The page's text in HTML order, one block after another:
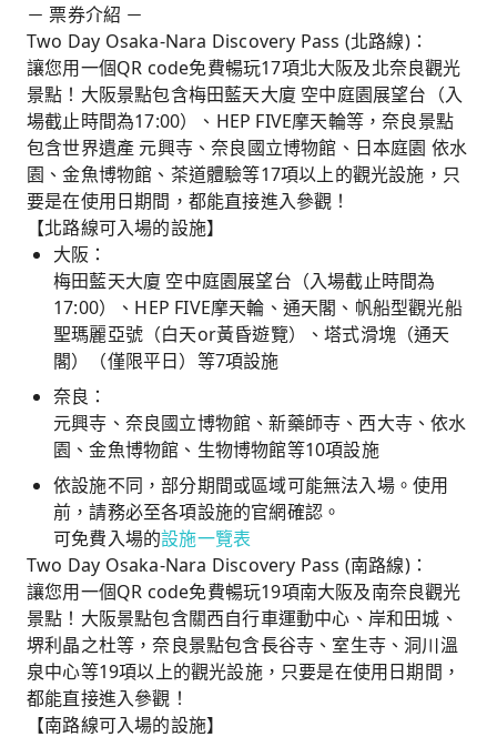
－ 票券介紹 －
Two Day Osaka-Nara Discovery Pass (北路線)：
讓您用一個QR code免費暢玩17項北大阪及北奈良觀光
景點！大阪景點包含梅田藍天大廈 空中庭園展望台（入
場截止時間為17:00）、HEP FIVE摩天輪等，奈良景點
包含世界遺產 元興寺、奈良國立博物館、日本庭園 依水
園、金魚博物館、茶道體驗等17項以上的觀光設施，只
要是在使用日期間，都能直接進入參觀！
【北路線可入場的設施】
大阪：
梅田藍天大廈 空中庭園展望台（入場截止時間為
17:00）、HEP FIVE摩天輪、通天閣、帆船型觀光船
聖瑪麗亞號（白天or黃昏遊覽）、塔式滑塊（通天
閣）（僅限平日）等7項設施
奈良：
元興寺、奈良國立博物館、新藥師寺、西大寺、依水
園、金魚博物館、生物博物館等10項設施
依設施不同，部分期間或區域可能無法入場。使用
前，請務必至各項設施的官網確認。
可免費入場的設施一覽表
Two Day Osaka-Nara Discovery Pass (南路線)：
讓您用一個QR code免費暢玩19項南大阪及南奈良觀光
景點！大阪景點包含關西自行車運動中心、岸和田城、
堺利晶之杜等，奈良景點包含長谷寺、室生寺、洞川溫
泉中心等19項以上的觀光設施，只要是在使用日期間，
都能直接進入參觀！
【南路線可入場的設施】